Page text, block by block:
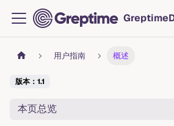
用户指南 概述
版本：1.1
本页总览